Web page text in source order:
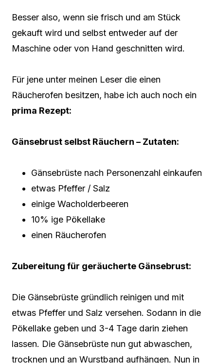
Besser also, wenn sie frisch und am Stück
gekauft wird und selbst entweder auf der
Maschine oder von Hand geschnitten wird.
Für jene unter meinen Leser die einen
Räucherofen besitzen, habe ich auch noch ein
prima Rezept:
Gänsebrust selbst Räuchern – Zutaten:
Gänsebrüste nach Personenzahl einkaufen
etwas Pfeffer / Salz
einige Wacholderbeeren
10% ige Pökellake
einen Räucherofen
Zubereitung für geräucherte Gänsebrust:
Die Gänsebrüste gründlich reinigen und mit
etwas Pfeffer und Salz versehen. Sodann in die
Pökellake geben und 3-4 Tage darin ziehen
lassen. Die Gänsebrüste nun gut abwaschen,
trocknen und an Wurstband aufhängen. Nun in